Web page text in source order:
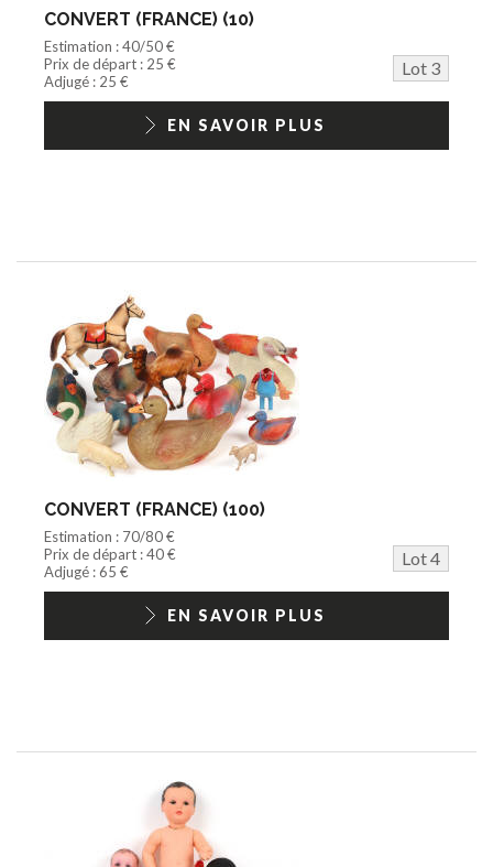
CONVERT (FRANCE) (10)
Estimation : 40/50 €
Prix de départ : 25 €
Lot 3
Adjugé : 25 €
EN SAVOIR PLUS
CONVERT (FRANCE) (100)
Estimation : 70/80 €
Prix de départ : 40 €
Lot 4
Adjugé : 65 €
EN SAVOIR PLUS